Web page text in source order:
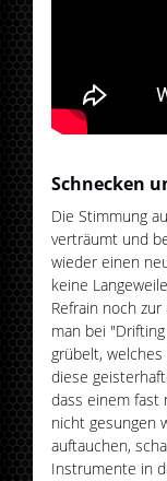
Schnecken
Die Stimmung
verträumt und
wieder einen
keine
Refrain noch
man bei
grübelt,
diese
dass einem fast
nicht gesungen
auftauchen,
Instrumente in